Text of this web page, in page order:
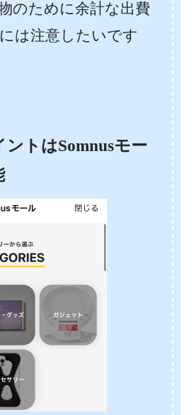
のために余計な出費
は注意したいです
トはSomnusモー